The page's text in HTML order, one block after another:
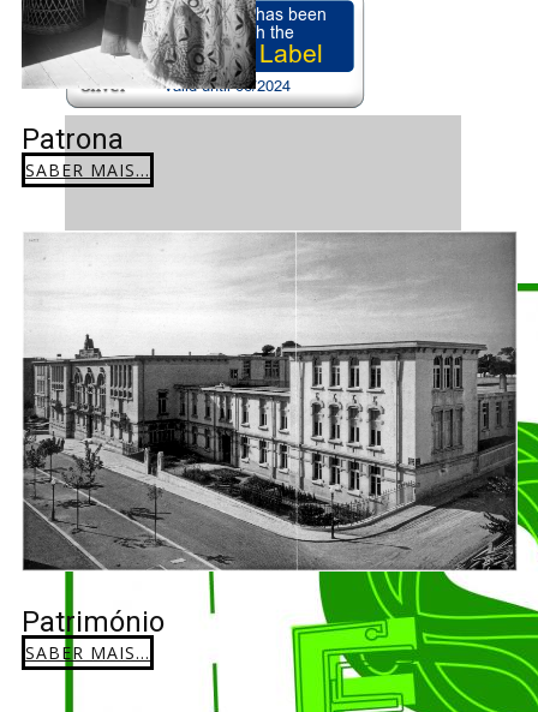
Patrona
SABER MAIS...
Património
SABER MAIS...